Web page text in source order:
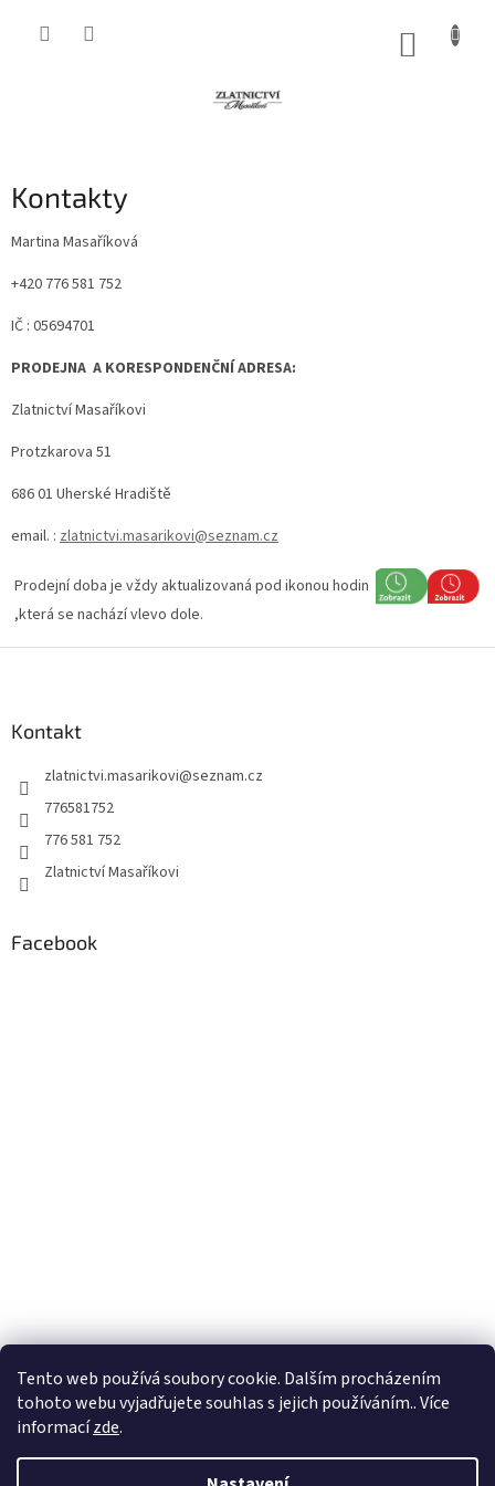
Tento web používá soubory cookie. Dalším procházením
tohoto webu vyjadřujete souhlas s jejich používáním.. Více
informacízde.
Kontakty
Martina Masaříková
+420 776 581 752
IČ : 05694701
PRODEJNA A KORESPONDENČNÍ ADRESA:
Zlatnictví Masaříkovi
Protzkarova 51
686 01 Uherské Hradiště
email. : zlatnictvi.masarikovi@seznam.cz
Prodejní doba je vždy aktualizovaná pod ikonou hodin
,která se nachází vlevo dole.
Kontakt
zlatnictvi.masarikovi@seznam.cz
776581752
776 581 752
Zlatnictví Masaříkovi
Facebook
Vytvořil Shoptet